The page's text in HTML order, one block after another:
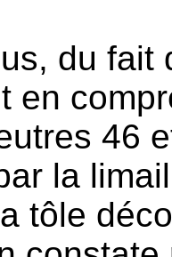
du fait
en
46
la
tôle